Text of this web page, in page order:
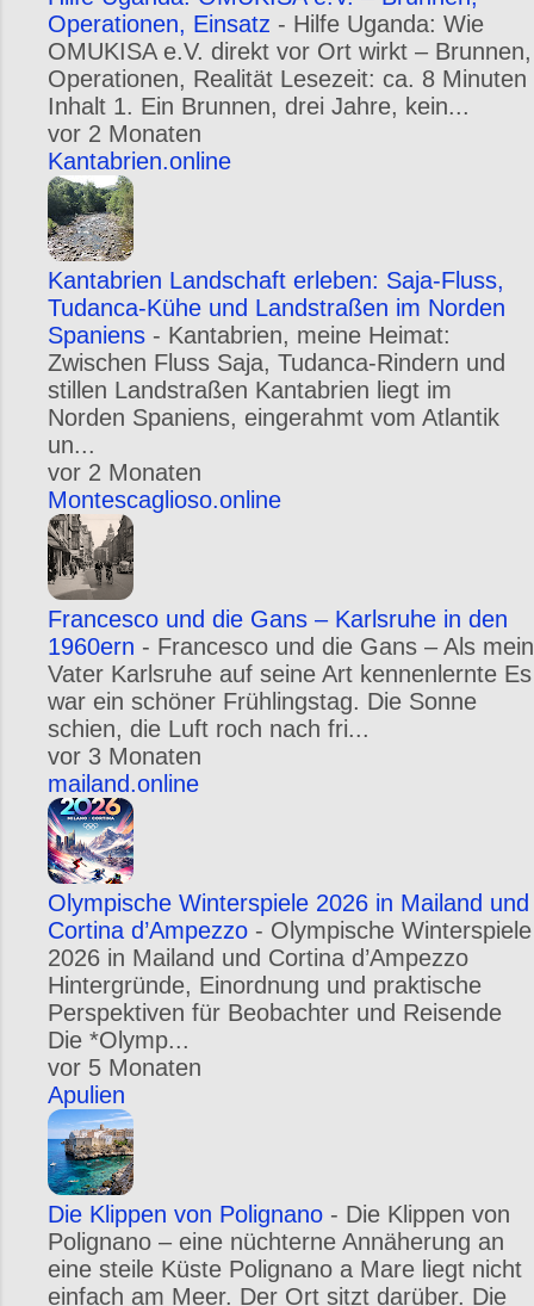
Operationen, Einsatz - Hilfe Uganda: Wie
OMUKISA e.V. direkt vor Ort wirkt – Brunnen,
Operationen, Realität Lesezeit: ca. 8 Minuten
Inhalt 1. Ein Brunnen, drei Jahre, kein...
vor 2 Monaten
Kantabrien.online
Kantabrien Landschaft erleben: Saja-Fluss,
Tudanca-Kühe und Landstraßen im Norden
Spaniens - Kantabrien, meine Heimat:
Zwischen Fluss Saja, Tudanca-Rindern und
stillen Landstraßen Kantabrien liegt im
Norden Spaniens, eingerahmt vom Atlantik
un...
vor 2 Monaten
Montescaglioso.online
Francesco und die Gans – Karlsruhe in den
1960ern - Francesco und die Gans – Als mein
Vater Karlsruhe auf seine Art kennenlernte Es
war ein schöner Frühlingstag. Die Sonne
schien, die Luft roch nach fri...
vor 3 Monaten
mailand.online
Olympische Winterspiele 2026 in Mailand und
Cortina d’Ampezzo - Olympische Winterspiele
2026 in Mailand und Cortina d’Ampezzo
Hintergründe, Einordnung und praktische
Perspektiven für Beobachter und Reisende
Die *Olymp...
vor 5 Monaten
Apulien
Die Klippen von Polignano - Die Klippen von
Polignano – eine nüchterne Annäherung an
eine steile Küste Polignano a Mare liegt nicht
einfach am Meer. Der Ort sitzt darüber. Die